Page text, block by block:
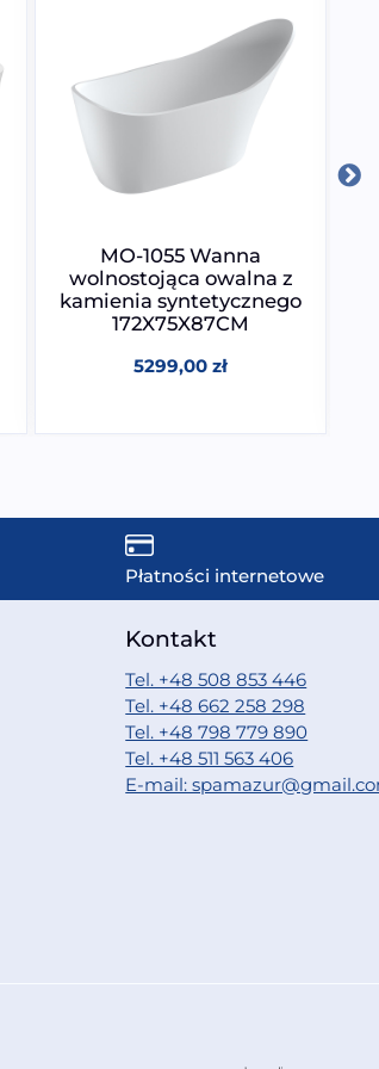
MO-1055 Wanna
wolnostojąca owalna z
kamienia syntetycznego
172X75X87CM
5299,00 zł
Płatności internetowe
Kontakt
Tel. +48 508 853 446
Tel. +48 662 258 298
Tel. +48 798 779 890
Tel. +48 511 563 406
E-mail: